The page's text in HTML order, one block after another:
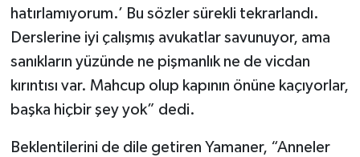
hatırlamıyorum.’ Bu sözler sürekli tekrarlandı.
Derslerine iyi çalışmış avukatlar savunuyor, ama
sanıkların yüzünde ne pişmanlık ne de vicdan
kırıntısı var. Mahcup olup kapının önüne kaçıyorlar,
başka hiçbir şey yok” dedi.
Beklentilerini de dile getiren Yamaner, “Anneler